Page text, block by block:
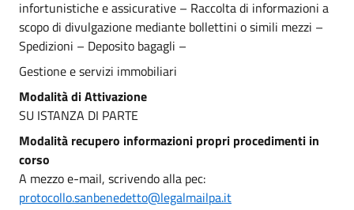
infortunistiche e assicurative – Raccolta di informazioni a
scopo di divulgazione mediante bollettini o simili mezzi –
Spedizioni – Deposito bagagli –
Gestione e servizi immobiliari
Modalità di Attivazione
SU ISTANZA DI PARTE
Modalità recupero informazioni propri procedimenti in
corso
A mezzo e-mail, scrivendo alla pec:
protocollo.sanbenedetto@legalmailpa.it